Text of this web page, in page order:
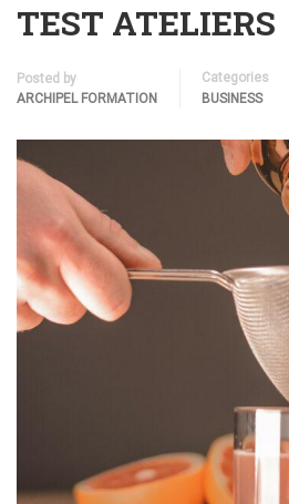
TEST ATELIERS
Posted by
ARCHIPEL FORMATION
Categories
BUSINESS